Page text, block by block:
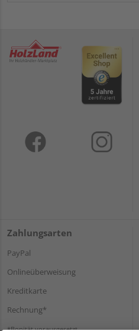
Zahlungsarten
PayPal
Onlineüberweisung
Kreditkarte
Rechnung*
*Bonität vorausgesetzt